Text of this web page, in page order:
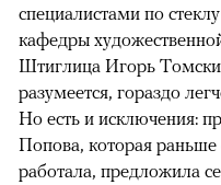
специалистами по
кафедры
Штиглица Игорь
разумеется, гораздо
Но есть и исключения:
Попова, которая раньше
работала, предложила